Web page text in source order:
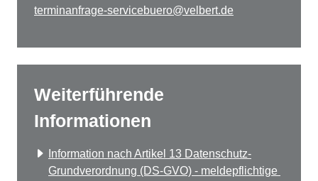
terminanfrage-servicebuero@velbert.de
Weiterführende
Informationen
Information nach Artikel 13 Datenschutz-
Grundverordnung (DS-GVO) - meldepflichtige